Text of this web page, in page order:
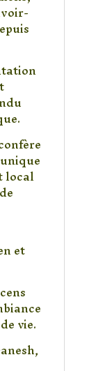
local
et
vie.